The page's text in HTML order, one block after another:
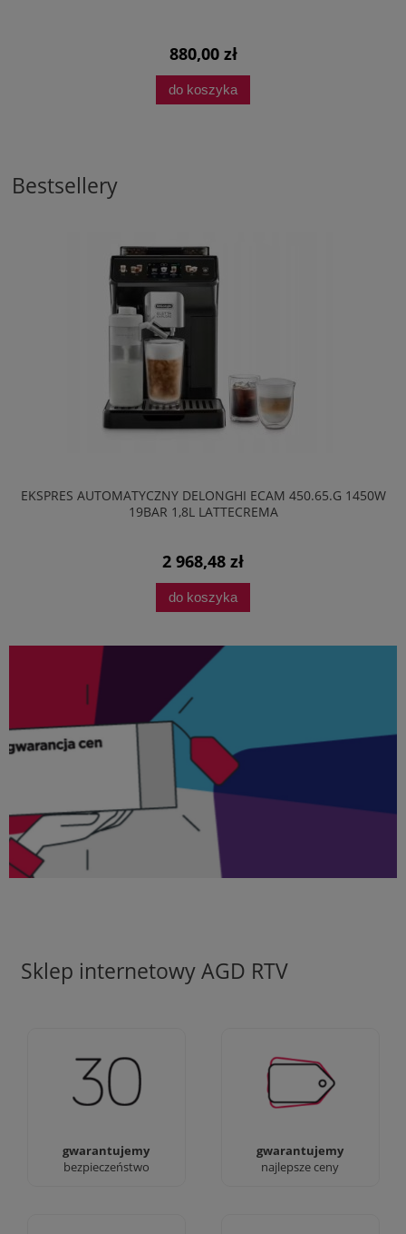
880,00 zł
do koszyka
Bestsellery
EKSPRES AUTOMATYCZNY DELONGHI ECAM 450.65.G 1450W
19BAR 1,8L LATTECREMA
2 968,48 zł
do koszyka
Sklep internetowy AGD RTV
gwarantujemy
bezpieczeństwo
Jesteśmy firmą z 30-
gwarantujemy
najlepsze ceny
Ciężko pracujemy aby
zapewnić najlepsze